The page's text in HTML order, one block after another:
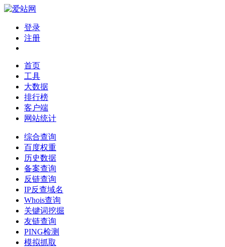
登录
注册
首页
工具
大数据
排行榜
客户端
网站统计
综合查询
百度权重
历史数据
备案查询
反链查询
IP反查域名
Whois查询
关键词挖掘
友链查询
PING检测
模拟抓取